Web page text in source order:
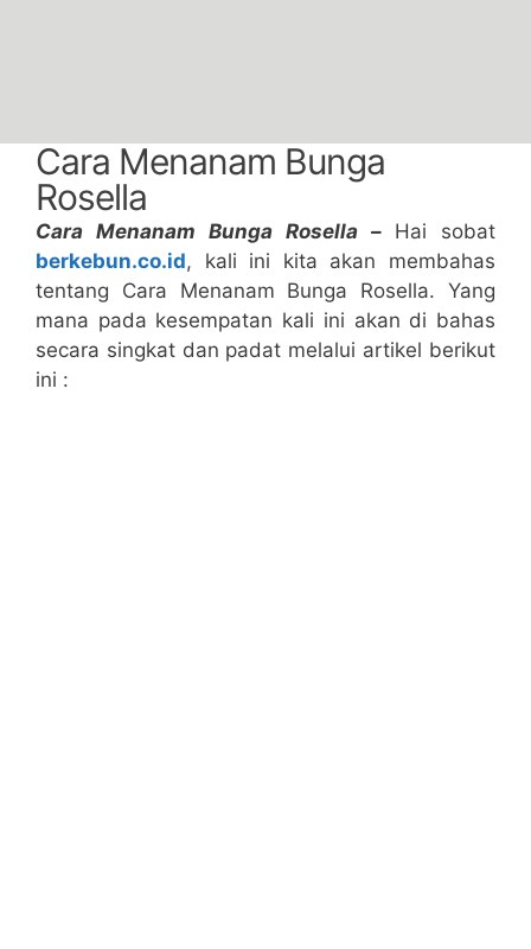
Cara Menanam Bunga
Rosella
Cara Menanam Bunga Rosella – Hai sobat
berkebun.co.id, kali ini kita akan membahas
tentang Cara Menanam Bunga Rosella. Yang
mana pada kesempatan kali ini akan di bahas
secara singkat dan padat melalui artikel berikut
ini :